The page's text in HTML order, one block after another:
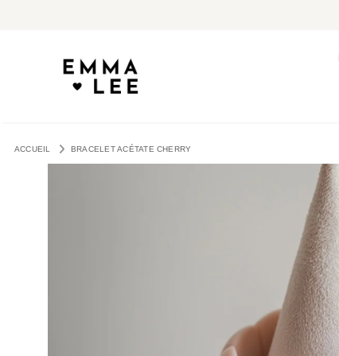
ACCUEIL BRACELET ACÉTATE CHERRY